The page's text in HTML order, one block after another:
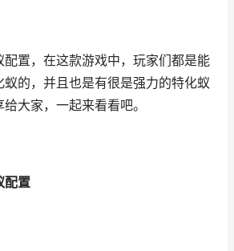
置，在这款游戏中，玩家们都是能
的，并且也是有很是强力的特化蚁
大家，一起来看看吧。
置